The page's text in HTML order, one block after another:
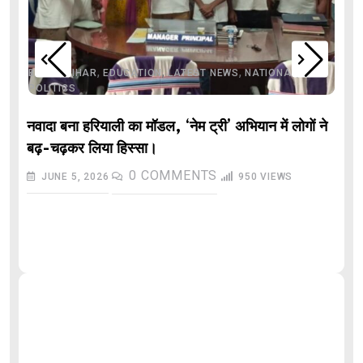
BIHAR,BIHAR, EDUCATION,LATEST NEWS,NATIONAL
POLITICS
नवादा बना हरियाली का मॉडल, ‘नेम ट्री’ अभियान में लोगों ने
बढ़-चढ़कर लिया हिस्सा।
JUNE 5, 2026 0 COMMENTS 950 VIEWS